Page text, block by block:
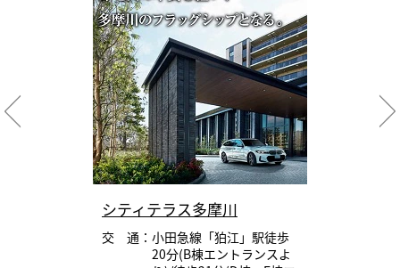
シティテラス多摩川
交 通：小田急線「狛江」駅徒歩
20分(B棟エントランスよ